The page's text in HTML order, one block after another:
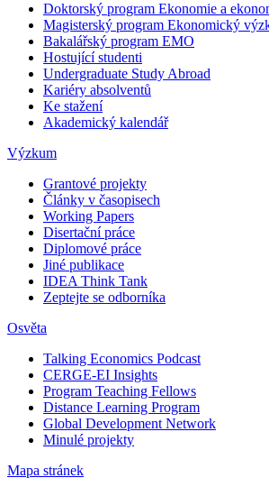
Doktorský program Ekonomie a
Magisterský program Ekonomický
Bakalářský program EMO
Hostující studenti
Undergraduate Study Abroad
Kariéry absolventů
Ke stažení
Akademický kalendář
Výzkum
Grantové projekty
Články v časopisech
Working Papers
Disertační práce
Diplomové práce
Jiné publikace
IDEA Think Tank
Zeptejte se odborníka
Osvěta
Talking Economics Podcast
CERGE-EI Insights
Program Teaching Fellows
Distance Learning Program
Global Development Network
Minulé projekty
Mapa stránek